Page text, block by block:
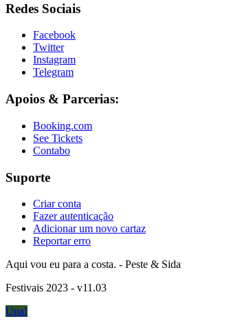
Redes Sociais
Facebook
Twitter
Instagram
Telegram
Apoios & Parcerias:
Booking.com
See Tickets
Contabo
Suporte
Criar conta
Fazer autenticação
Adicionar um novo cartaz
Reportar erro
Aqui vou eu para a costa. - Peste & Sida
Festivais 2023 - v11.03
Upa!